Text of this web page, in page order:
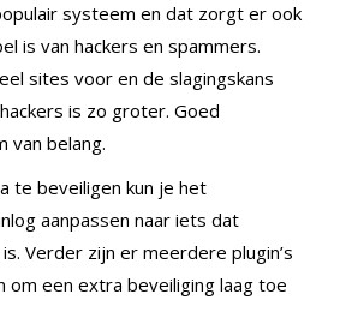
systeem en dat zorgt er ook
is van hackers en spammers.
sites voor en de slagingskans
is zo groter. Goed
van belang.
te beveiligen kun je het
aanpassen naar iets dat
Verder zijn er meerdere plugin’s
om een extra beveiliging laag toe